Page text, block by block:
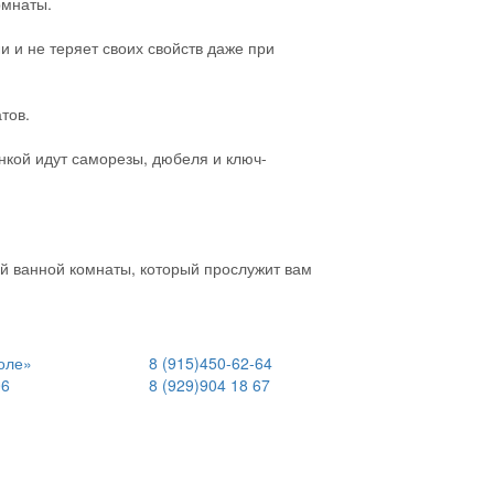
и не теряет своих свойств даже при
идут саморезы, дюбеля и ключ-
ванной комнаты, который прослужит вам
8 (915)450-62-64
8 (929)904 18 67